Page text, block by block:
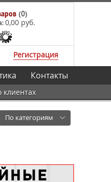
(0)
0,00 руб.
Регистрация
клиентах
Контакты
По категориям